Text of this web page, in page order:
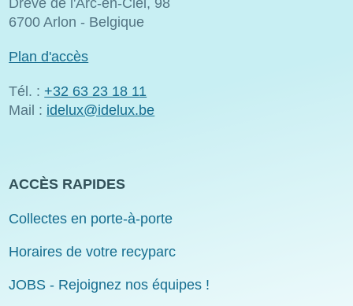
6700 Arlon - Belgique
Plan d'accès
Tél. : +32 63 23 18 11
Mail : idelux@idelux.be
ACCÈS RAPIDES
Collectes en porte-à-porte
Horaires de votre recyparc
JOBS - Rejoignez nos équipes !